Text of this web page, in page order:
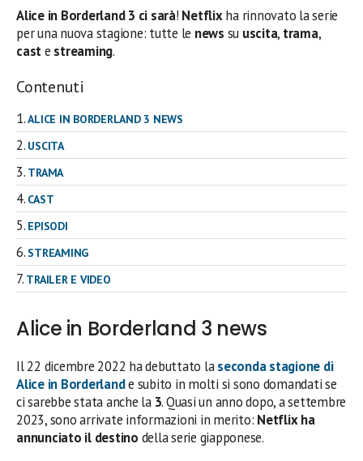
Alice in Borderland 3 ci sarà! Netflixha rinnovato la serie
per una nuova stagione: tutte le news su uscita, trama,
caste streaming.
Contenuti
ALICE IN BORDERLAND 3 NEWS
USCITA
TRAMA
CAST
EPISODI
STREAMING
TRAILER E VIDEO
Alice in Borderland 3 news
Il 22 dicembre 2022 ha debuttato laseconda stagione di
Alice in Borderlande subito in molti si sono domandati se
ci sarebbe stata anche la 3. Quasi un anno dopo, a settembre
2023, sono arrivate informazioni in merito: Netflix ha
annunciato il destino della serie giapponese.